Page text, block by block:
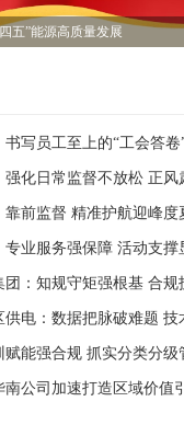
五”能源高质量发展
书写员工至上的“工会答卷
强化日常监督不放松 正风
前监督 精准护航迎峰度
专业服务强保障 活动支撑
：知规守矩强根基 合规
供电：数据把脉破难题 技
赋能强合规 抓实分类分级
南公司加速打造区域价值